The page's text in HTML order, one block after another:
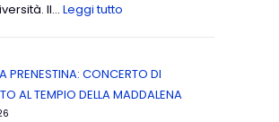
Il… Leggi tutto
PRENESTINA: CONCERTO DI
AL TEMPIO DELLA MADDALENA